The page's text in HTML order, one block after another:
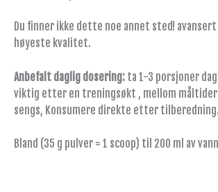
Du finner ikke dette noe annet sted!
høyeste kvalitet.
Anbefalt daglig dosering: ta 1-3 porsjoner
viktig etter en treningsøkt , mellom måltider
sengs, Konsumere direkte etter tilberedning.
Bland (35 g pulver = 1 scoop) til 200 ml av